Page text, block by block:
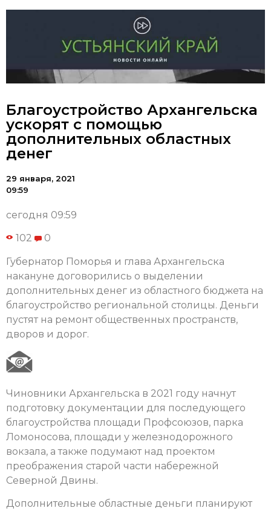
Благоустройство Архангельска
ускорят с помощью
дополнительных областных
денег
29 января, 2021
09:59
сегодня 09:59
102 0
Губернатор Поморья и глава Архангельска
накануне договорились о выделении
дополнительных денег из областного бюджета на
благоустройство региональной столицы. Деньги
пустят на ремонт общественных пространств,
дворов и дорог.
Чиновники Архангельска в 2021 году начнут
подготовку документации для последующего
благоустройства площади Профсоюзов, парка
Ломоносова, площади у железнодорожного
вокзала, а также подумают над проектом
преображения старой части набережной
Северной Двины.
Дополнительные областные деньги планируют